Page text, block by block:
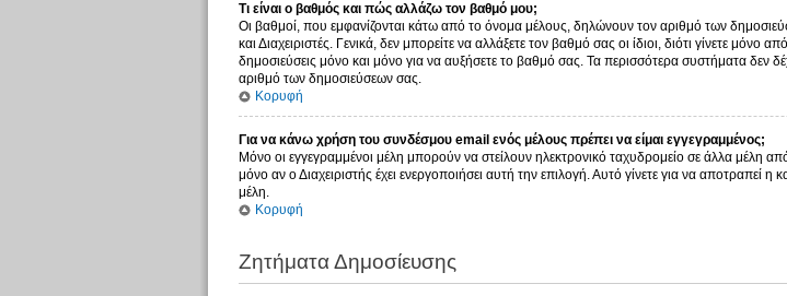
Τι είναι ο βαθμός και πώς αλλάζω τον βαθμό μου;
Οι βαθμοί, που εμφανίζονται κάτω από το όνομα μέλους, δηλώνουν τον αριθμό των
και Διαχειριστές. Γενικά, δεν μπορείτε να αλλάξετε τον βαθμό σας οι ίδιοι, διότι γίνετε
δημοσιεύσεις μόνο και μόνο για να αυξήσετε το βαθμό σας. Τα περισσότερα συστήματα δεν
αριθμό των δημοσιεύσεων σας.
Κορυφή
Για να κάνω χρήση του συνδέσμου email ενός μέλους πρέπει να είμαι εγγεγραμμένος;
Μόνο οι εγγεγραμμένοι μέλη μπορούν να στείλουν ηλεκτρονικό ταχυδρομείο σε άλλα μέλη
μόνο αν ο Διαχειριστής έχει ενεργοποιήσει αυτή την επιλογή. Αυτό γίνετε για να
μέλη.
Κορυφή
Ζητήματα Δημοσίευσης